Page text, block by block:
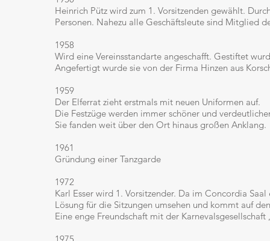
Heinrich Pütz wird zum 1. Vorsitzenden gewählt.
Personen. Nahezu alle Geschäftsleute sind Mitglied
1958
Wird eine Vereinsstandarte angeschafft. Gestiftet
Angefertigt wurde sie von der Firma Hinzen aus
1959
Der Elferrat zieht erstmals mit neuen Uniformen auf.
Die Festzüge werden immer schöner und
Sie fanden weit über den Ort hinaus großen Anklang.
1961
Gründung einer Tanzgarde
1972
Karl Esser wird 1. Vorsitzender. Da im Concordia
Lösung für die Sitzungen umsehen und kommt auf
Eine enge Freundschaft mit der